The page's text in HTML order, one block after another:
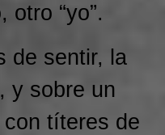
otro “yo”.
de sentir, la
y sobre un
títeres de